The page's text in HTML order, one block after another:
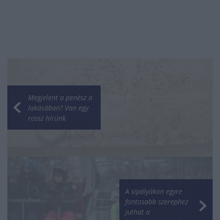
Megjelent a penész a
lakásában? Van egy
rossz hírünk
A sípályákon egyre
fontosabb szerephez
juthat a